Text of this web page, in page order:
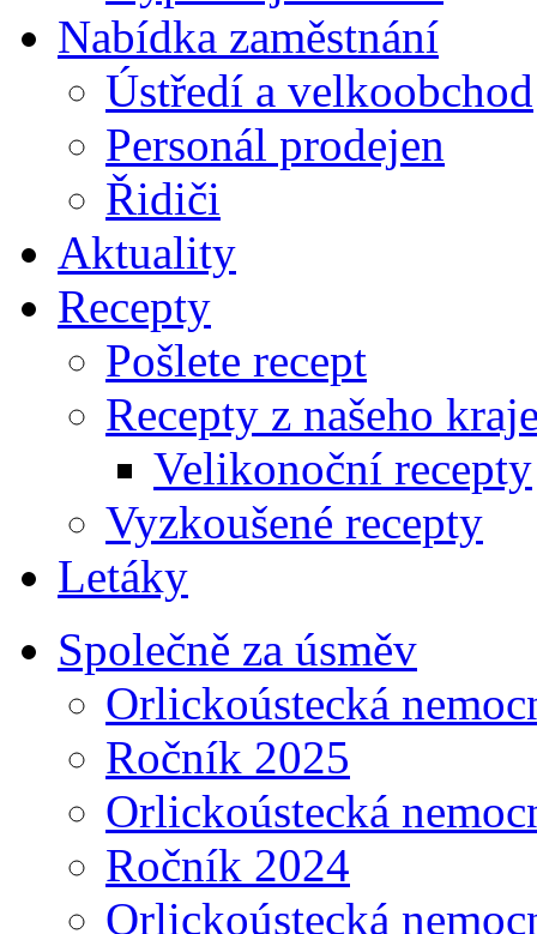
Nabídka zaměstnání
Ústředí a velkoobchod
Personál prodejen
Řidiči
Aktuality
Recepty
Pošlete recept
Recepty z našeho
Velikonoční recepty
Vyzkoušené recepty
Letáky
Společně za úsměv
Orlickoústecká
Ročník 2025
Orlickoústecká
Ročník 2024
Orlickoústecká